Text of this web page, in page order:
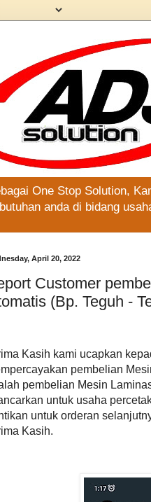
One Stop Solution,
anda di bidang
April 20, 2022
Customer
(Bp. Teguh -
Kasih kami ucapkan
pembelian
pembelian Mesin
untuk usaha
untuk orderan
Kasih.